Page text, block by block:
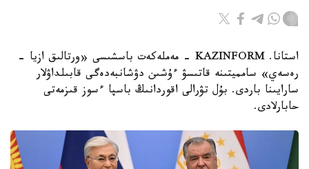
استانا. KAZINFORM - مەملەكەت باسشىسى «ورتالىق ازيا -
رەسەي» سامميتىنە قاتىسۋ ءۇشىن دۋشانبەدەگى قابىلداۋلار
سارايىنا باردى. بۇل تۋرالى اقوردانىڭ باسپا ءسوز قىزمەتى
حابارلادى.